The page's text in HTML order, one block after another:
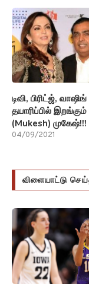
டிவி, பிரிட்ஜ்,
தயாரிப்பில் இறங்கும்
(Mukesh) முகேஷ்!!!
04/09/2021
விளையாட்டு